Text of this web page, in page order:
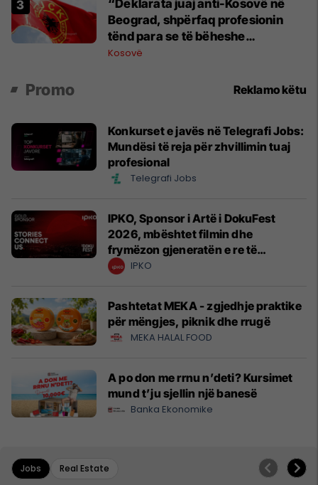
“Deklarata juaj anti-Kosovë në
Beograd, shpërfaq profesionin
tënd para se të bëheshe
president”, OVL e UÇK-së i reagon
Kosovë
Promo Reklamo këtu
Konkurset e javës në Telegrafi Jobs:
Mundësi të reja për zhvillimin tuaj
profesional
Telegrafi Jobs
IPKO, Sponsor i Artë i DokuFest
2026, mbështet filmin dhe
frymëzon gjeneratën e re të
krijuesve
IPKO
Pashtetat MEKA - zgjedhje praktike
për mëngjes, piknik dhe rrugë
MEKA HALAL FOOD
A po don me rrnu n’deti? Kursimet
mund t’ju sjellin një banesë
Banka Ekonomike
Jobs Real Estate